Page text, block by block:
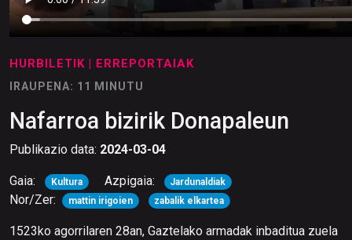
HURBILETIK | ERREPORTAIAK
IRAUPENA: 11 MINUTU
Nafarroa bizirik Donapaleun
Publikazio data: 2024-03-04
Gaia: Kultura Azpigaia: Jardunaldiak
Nor/Zer: mattin irigoien zabalik elkartea
1523ko agorrilaren 28an, Gaztelako armadak inbaditua zuela